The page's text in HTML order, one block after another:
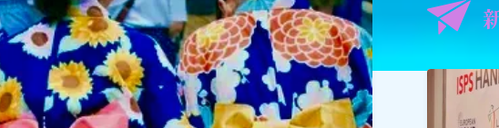
ワールドメイトで何を学ぶ？